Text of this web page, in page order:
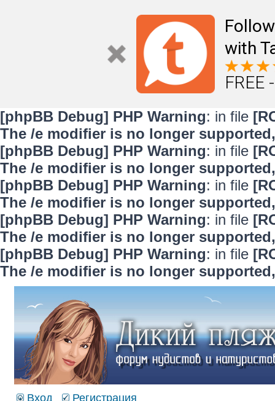
with
FREE
[phpBB Debug] PHP Warning: in file
The /e modifier is no longer
[phpBB Debug] PHP Warning: in file
The /e modifier is no longer
[phpBB Debug] PHP Warning: in file
The /e modifier is no longer
[phpBB Debug] PHP Warning: in file
The /e modifier is no longer
[phpBB Debug] PHP Warning: in file
The /e modifier is no longer
Вход Регистрация